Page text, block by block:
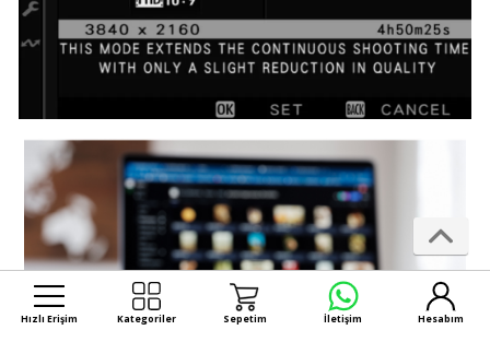
Hızlı Erişim Kategoriler Sepetim İletişim Hesabım